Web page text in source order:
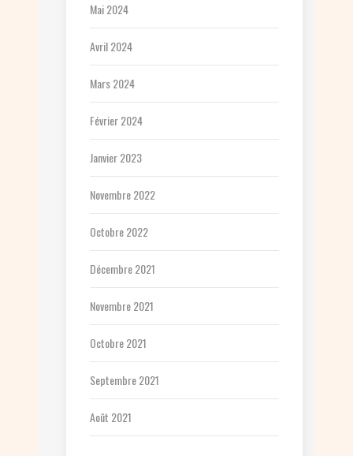
Mai 2024
Avril 2024
Mars 2024
Février 2024
Janvier 2023
Novembre 2022
Octobre 2022
Décembre 2021
Novembre 2021
Octobre 2021
Septembre 2021
Août 2021